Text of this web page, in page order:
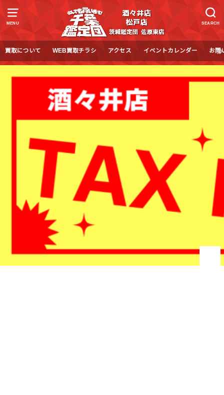
MENU SEARCH
買取について WEB買取チラシ アクセス イベントカレンダー お問